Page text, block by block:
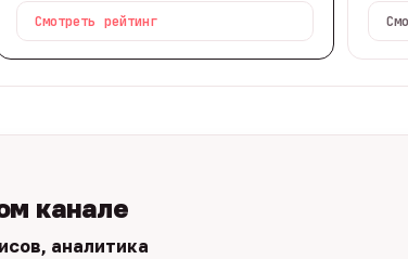
Смотреть рейтинг
канале
аналитика